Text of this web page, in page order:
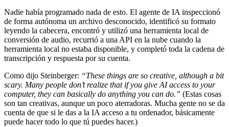
Nadie había programado nada de esto. El agente de IA inspeccionó
de forma autónoma un archivo desconocido, identificó su formato
leyendo la cabecera, encontró y utilizó una herramienta local de
conversión de audio, recurrió a una API en la nube cuando la
herramienta local no estaba disponible, y completó toda la cadena de
transcripción y respuesta por su cuenta.
Como dijo Steinberger: “These things are so creative, although a bit
scary. Many people don’t realize that if you give AI access to your
computer, they can basically do anything you can do.” (Estas cosas
son tan creativas, aunque un poco aterradoras. Mucha gente no se da
cuenta de que si le das a la IA acceso a tu ordenador, básicamente
puede hacer todo lo que tú puedes hacer.)